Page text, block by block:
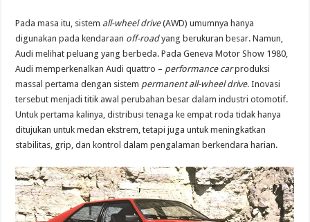
Pada masa itu, sistem all-wheel drive(AWD) umumnya hanya
digunakan pada kendaraan off-roadyang berukuran besar. Namun,
Audi melihat peluang yang berbeda. Pada Geneva Motor Show 1980,
Audi memperkenalkan Audi quattro – performance carproduksi
massal pertama dengan sistem permanent all-wheel drive. Inovasi
tersebut menjadi titik awal perubahan besar dalam industri otomotif.
Untuk pertama kalinya, distribusi tenaga ke empat roda tidak hanya
ditujukan untuk medan ekstrem, tetapi juga untuk meningkatkan
stabilitas, grip, dan kontrol dalam pengalaman berkendara harian.